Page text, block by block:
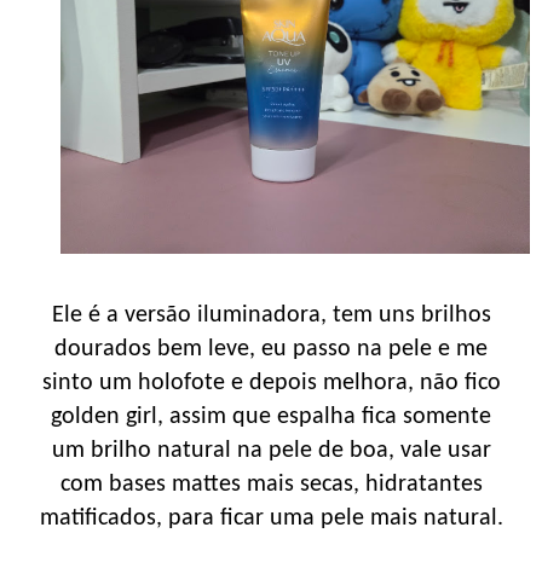
Ele é a versão iluminadora, tem uns brilhos
dourados bem leve, eu passo na pele e me
sinto um holofote e depois melhora, não fico
golden girl, assim que espalha fica somente
um brilho natural na pele de boa, vale usar
com bases mattes mais secas, hidratantes
matificados, para ficar uma pele mais natural.